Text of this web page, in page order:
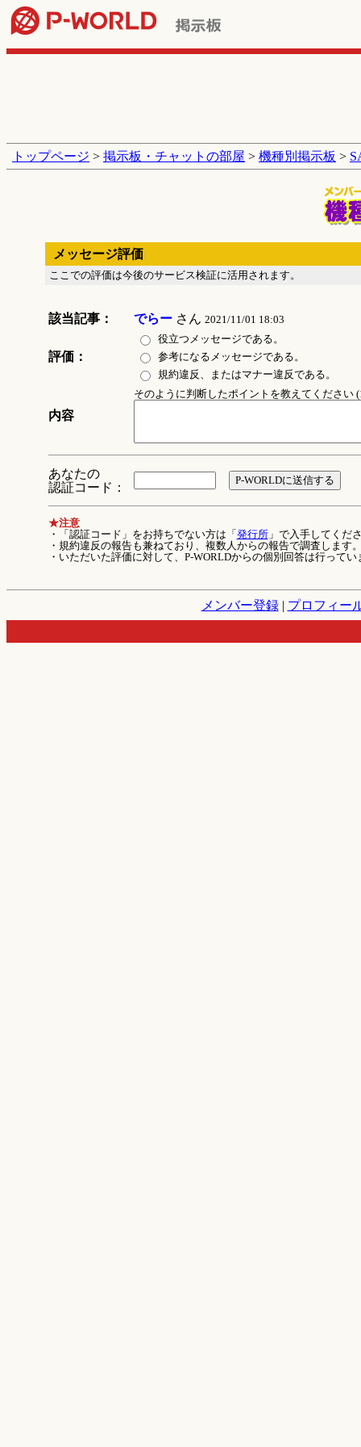
トップページ > 掲示板・チャットの部屋 > 機種別掲示板 >
メッセージ評価
ここでの評価は今後のサービス検証に活用されます。
該当記事： でらーさん 2021/11/01 18:03
評価：
役立つメッセージである。
参考になるメッセージである。
規約違反、またはマナー違反である。
内容
そのように判断したポイントを教えてください
あなたの
認証コード：
★注意
・「認証コード」をお持ちでない方は「 発行所」で入手してくだ
・規約違反の報告も兼ねており、複数人からの報告で調査します
・いただいた評価に対して、P-WORLDからの個別回答は行ってい
メンバー登録| プロフィー